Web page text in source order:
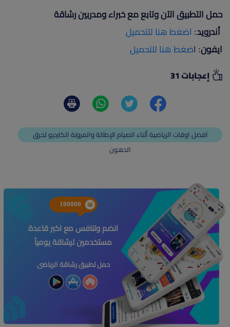
حمل التطبيق الآن وتابع مع خبراء ومدربين رشاقة
أندرويد: اضغط هنا للتحميل
ايفون: اضغط هنا للتحميل
إعجابات 31
افضل اوقات الرياضية أثناء الصيام الإطالة والمرونة الكارديو لحرق
الدهون
100000
انضم وتنافس مع اكبر قاعدة
مستخدمين لرشاقة يومياً
حمل تطبيق رشاقة الرياضى